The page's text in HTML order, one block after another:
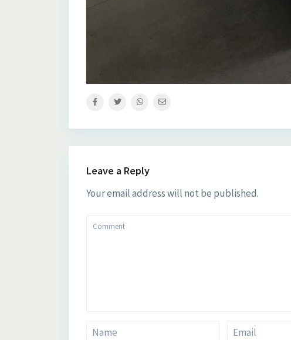
Leave a Reply
Your email address will not be published.